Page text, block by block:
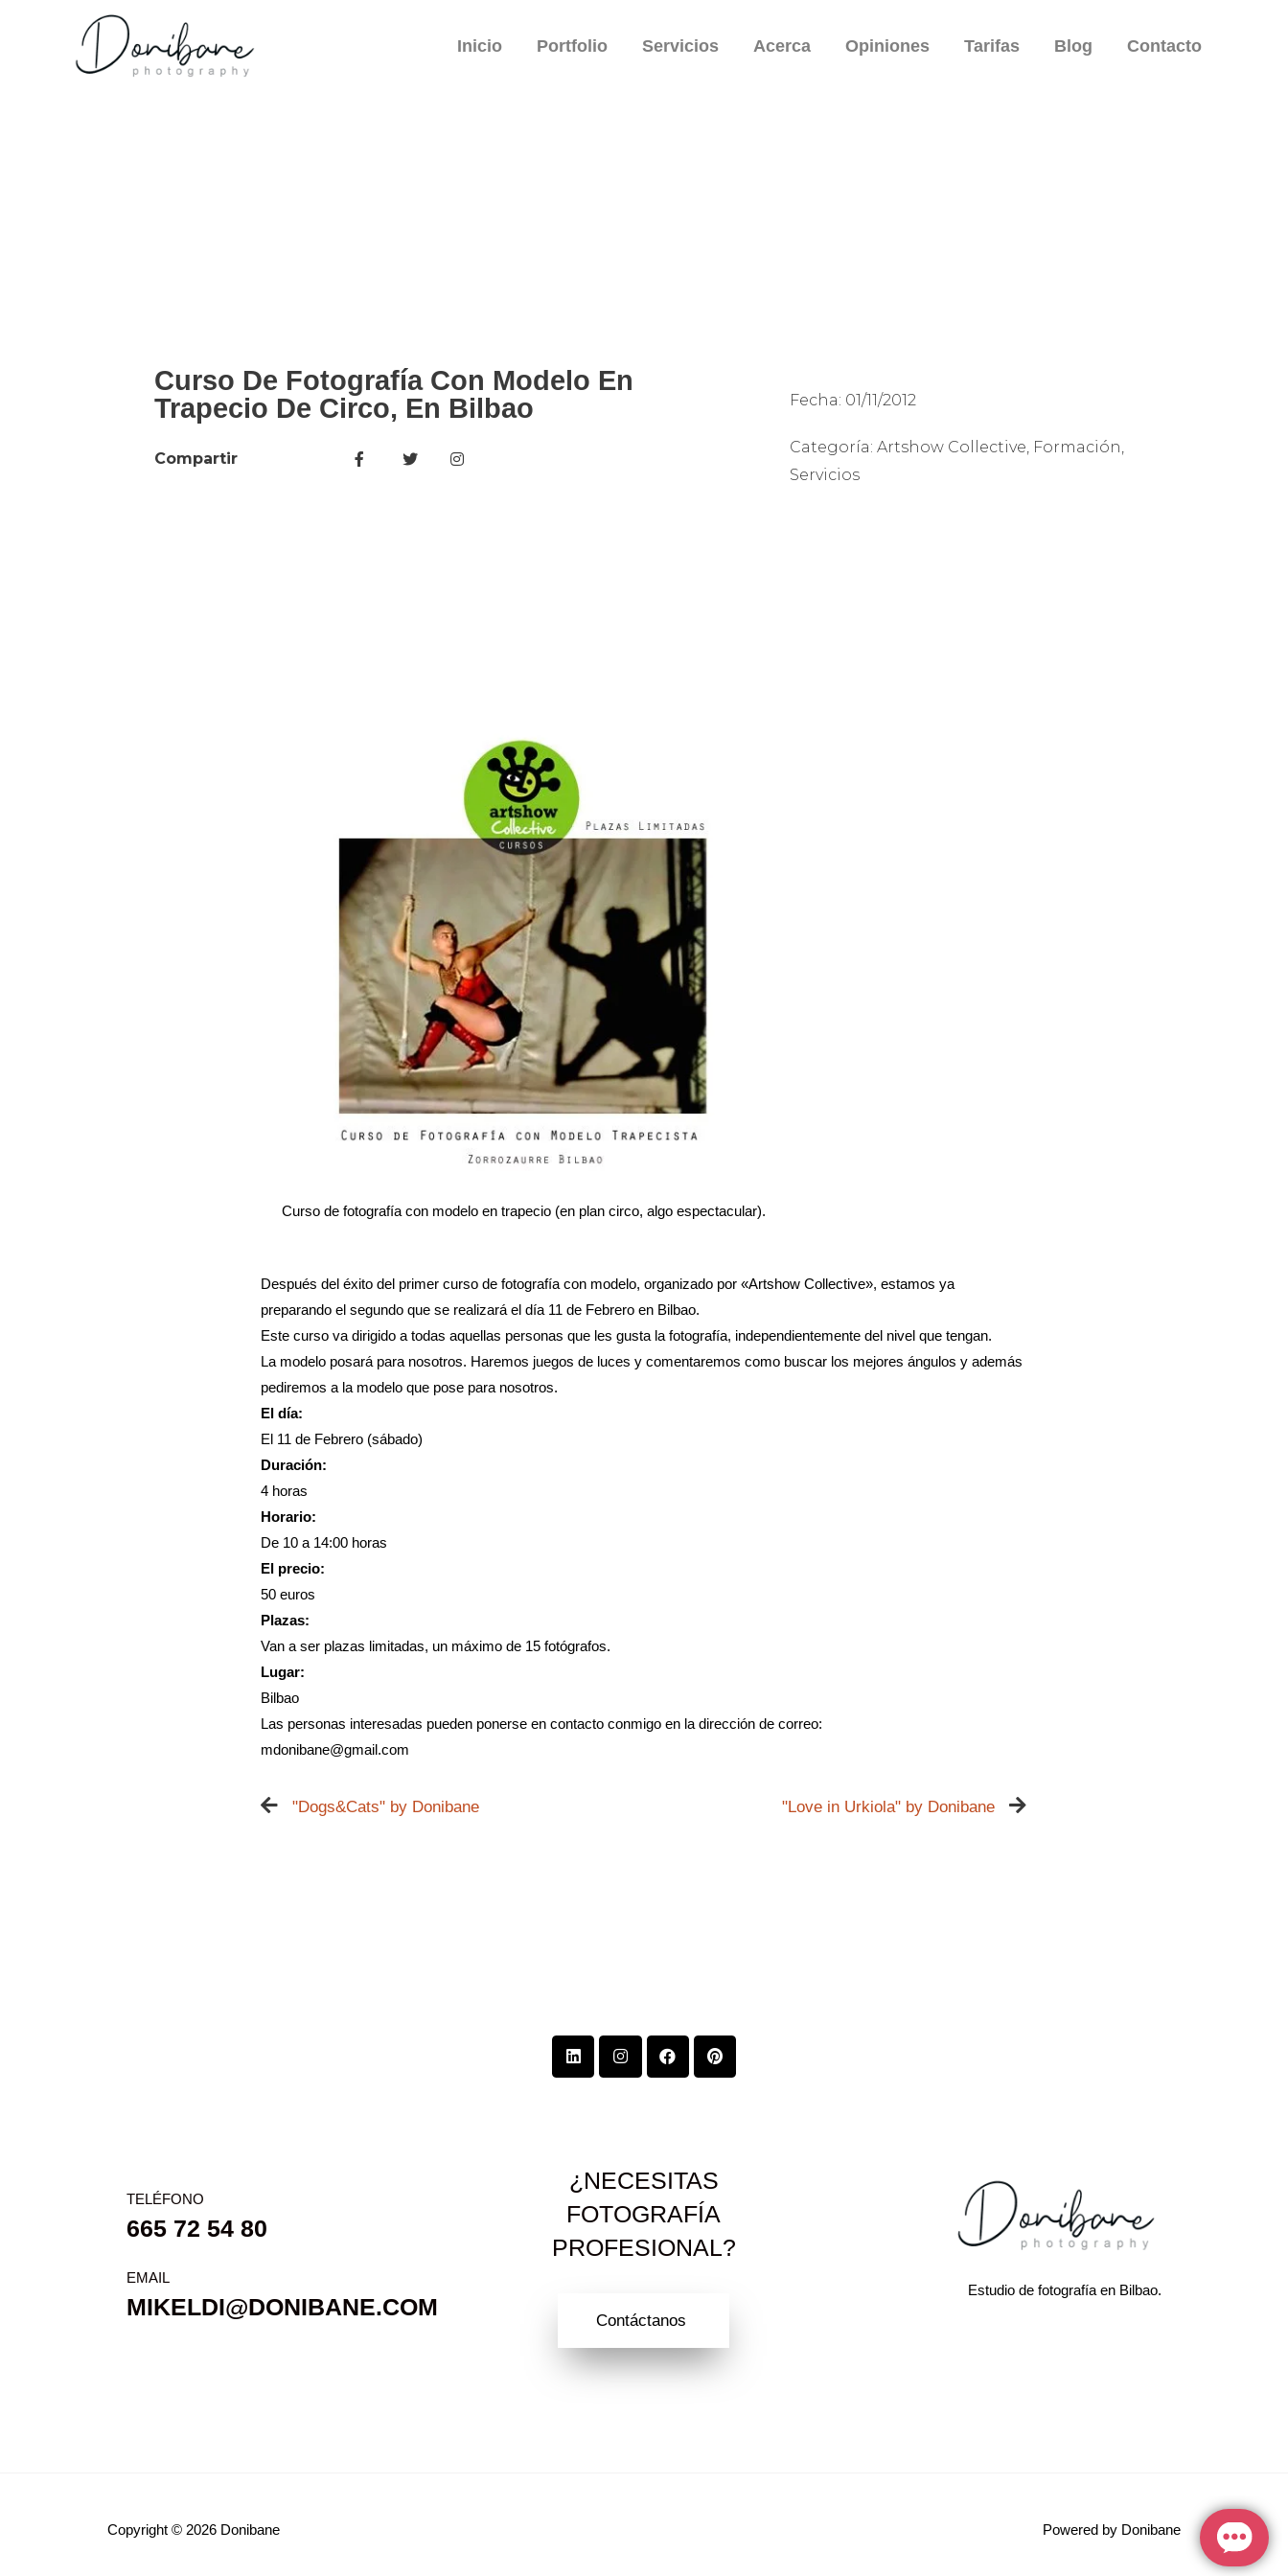
Inicio Portfolio Servicios Acerca Opiniones Tarifas Blog Contacto
Curso De Fotografía Con Modelo En
Trapecio De Circo, En Bilbao
Compartir
Fecha: 01/11/2012
Categoría:Artshow Collective, Formación,
Servicios
Curso de fotografía con modelo en trapecio (en plan circo, algo espectacular).
Después del éxito del primer curso de fotografía con modelo, organizado por «Artshow Collective», estamos ya
preparando el segundo que se realizará el día 11 de Febrero en Bilbao.
Este curso va dirigido a todas aquellas personas que les gusta la fotografía, independientemente del nivel que tengan.
La modelo posará para nosotros. Haremos juegos de luces y comentaremos como buscar los mejores ángulos y además
pediremos a la modelo que pose para nosotros.
El día:
El 11 de Febrero (sábado)
Duración:
4 horas
Horario:
De 10 a 14:00 horas
El precio:
50 euros
Plazas:
Van a ser plazas limitadas, un máximo de 15 fotógrafos.
Lugar:
Bilbao
Las personas interesadas pueden ponerse en contacto conmigo en la dirección de correo:
mdonibane@gmail.com
"Dogs&Cats" by Donibane "Love in Urkiola" by Donibane
TELÉFONO
665 72 54 80
EMAIL
MIKELDI@DONIBANE.COM
¿NECESITAS
FOTOGRAFÍA
PROFESIONAL?
Contáctanos
Estudio de fotografía en Bilbao.
Copyright © 2026 Donibane Powered by Donibane